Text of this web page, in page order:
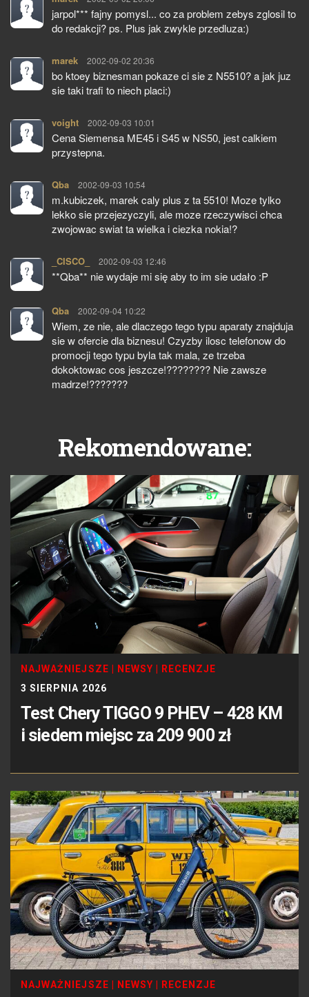
jarpol*** fajny pomysl... co za problem zebys zglosil to
do redakcji? ps. Plus jak zwykle przedluza:)
marek pisze:
2002-09-02 20:36
bo ktoey biznesman pokaze ci sie z N5510? a jak juz
sie taki trafi to niech placi:)
voight pisze:
2002-09-03 10:01
Cena Siemensa ME45 i S45 w NS50, jest calkiem
przystepna.
Qba pisze:
2002-09-03 10:54
m.kubiczek, marek caly plus z ta 5510! Moze tylko
lekko sie przejezyczyli, ale moze rzeczywisci chca
zwojowac swiat ta wielka i ciezka nokia!?
_CISCO_ pisze:
2002-09-03 12:46
**Qba** nie wydaje mi się aby to im sie udało :P
Qba pisze:
2002-09-04 10:22
Wiem, ze nie, ale dlaczego tego typu aparaty znajduja
sie w ofercie dla biznesu! Czyzby ilosc telefonow do
promocji tego typu byla tak mala, ze trzeba
dokoktowac cos jeszcze!???????? Nie zawsze
madrze!???????
Rekomendowane:
NAJWAŻNIEJSZE NEWSY
RECENZJE
3 SIERPNIA 2026
Test Chery TIGGO 9 PHEV – 428 KM
i siedem miejsc za 209 900 zł
NAJWAŻNIEJSZE NEWSY
RECENZJE